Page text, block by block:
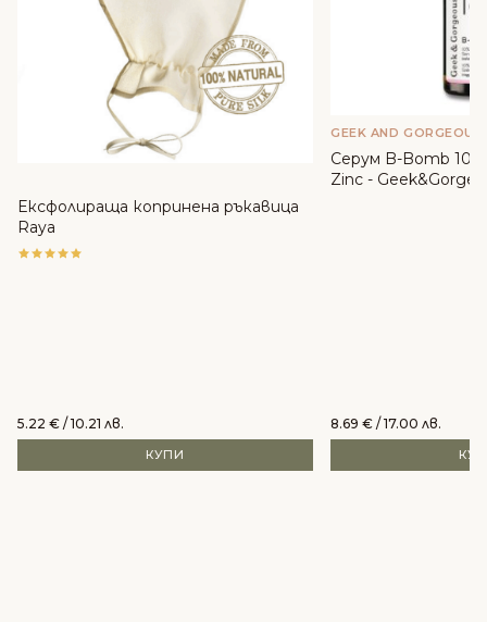
Ексфолираща копринена ръкавица
Raya
5.22 € / 10.21 лв.
КУПИ
GEEK AND GORGEOUS
Серум B-Bomb
Zinc -
8.69 € / 17.00 лв.